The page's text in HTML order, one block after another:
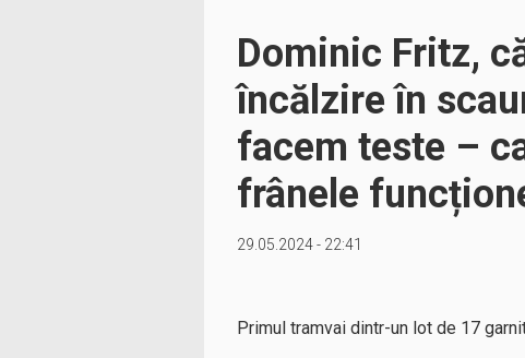
Dominic Fritz,
încălzire în
facem teste –
frânele
29.05.2024 - 22:41
Primul tramvai dintr-un lot de 17